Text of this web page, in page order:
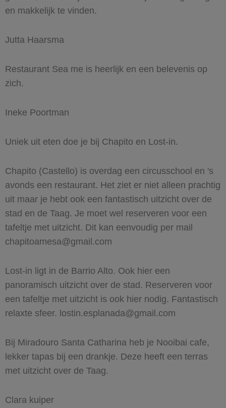
en makkelijk te vinden.
Jutta Haarsma
Restaurant Sea me is heerlijk en een belevenis op
zich.
Ineke Poortman
Uniek uit eten doe je bij Chapito en Lost-in.
Chapito (Castello) is overdag een circusschool en 's
avonds een restaurant. Het ziet er niet alleen prachtig
uit maar je hebt ook een fantastisch uitzicht over de
stad en de Taag. Je moet wel reserveren voor een
tafeltje met uitzicht. Dit kan eenvoudig per mail
chapitoamesa@gmail.com
Lost-in ligt in de Barrio Alto. Ook hier een
panoramisch uitzicht over de stad. Reserveren voor
een tafeltje met uitzicht is ook hier nodig. Fantastisch
relaxte sfeer. lostin.esplanada@gmail.com
Bij Miradouro Santa Catharina heb je Nooibai cafe,
lekker tapas bij een drankje. Deze heeft een terras
met uitzicht over de Taag.
Clara kuiper